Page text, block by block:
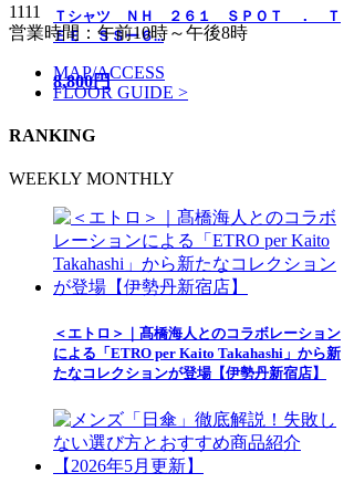
Ｔシャツ ＮＨ ２６１ ＳＰＯＴ ． Ｔ
ＥＥ ＳＳー６...
8,800円
1111
営業時間：午前10時～午後8時
MAP/ACCESS
FLOOR GUIDE >
RANKING
WEEKLY MONTHLY
＜エトロ＞｜髙橋海人とのコラボレーション
による「ETRO per Kaito Takahashi」から新
たなコレクションが登場【伊勢丹新宿店】